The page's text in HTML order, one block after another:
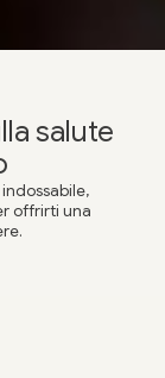
salute
offrirti una